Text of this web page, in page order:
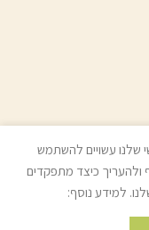
שלנו עשויים להשתמש
ולהעריך כיצד מתפקדים
למידע נוסף: